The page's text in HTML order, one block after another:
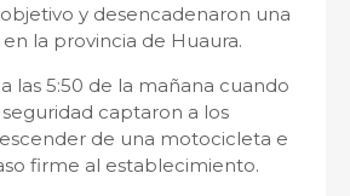
y desencadenaron una
la provincia de Huaura.
las 5:50 de la mañana cuando
seguridad captaron a los
de una motocicleta e
firme al establecimiento.